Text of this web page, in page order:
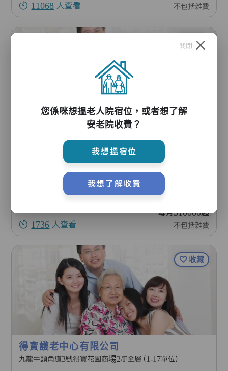
11068 人查看 不包括雜費
收藏
愉悅居護老中心
九龍東頭(二)邨安東樓地下1號舖
黃大仙區
68個宿位
自資宿位、綜援宿位
1736 人查看
每月$10000起
不包括雜費
收藏
得寶護老中心有限公司
九龍牛頭角道3號得寶花園商埸2/F全層（1-17單位）
關閉
您係咪想搵老人院宿位，或者想了解
安老院收費？
我想搵宿位
我想了解收費